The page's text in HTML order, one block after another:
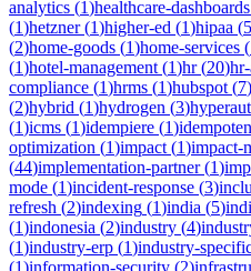
analytics (1)healthcare-dashboards
(1)hetzner(1)higher-ed (1)hipaa (5
(2)home-goods (1)home-services (
(1)hotel-management (1)hr(20)
compliance (1)hrms (1)hubspot (7)
(2)hybrid (1)hydrogen (3)
(1)icms (1)idempiere (1)
optimization (1)impact (1)impact-
(44)implementation-partner(1)
mode (1)incident-response (3)
refresh (2)indexing (1)india (5)
(1)indonesia (2)industry (4)
(1)industry-erp (1)industry-
(1)information-security (2)